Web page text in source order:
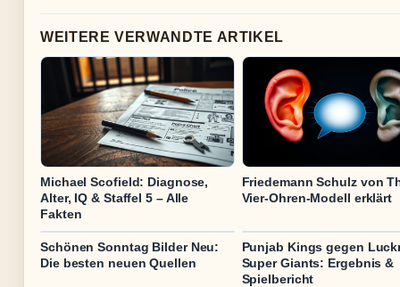
WEITERE VERWANDTE ARTIKEL
Michael Scofield: Diagnose,
Alter, IQ & Staffel 5 – Alle
Fakten
Friedemann Schulz von
Vier-Ohren-Modell erklärt
Schönen Sonntag Bilder Neu:
Die besten neuen Quellen
Punjab Kings gegen
Super Giants: Ergebnis &
Spielbericht